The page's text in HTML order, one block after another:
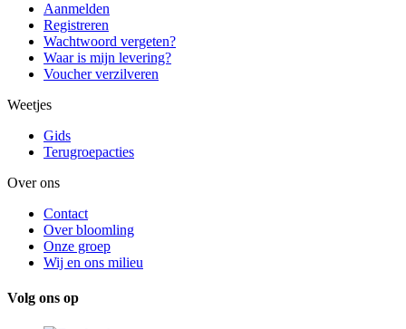
Aanmelden
Registreren
Wachtwoord vergeten?
Waar is mijn levering?
Voucher verzilveren
Weetjes
Gids
Terugroepacties
Over ons
Contact
Over bloomling
Onze groep
Wij en ons milieu
Volg ons op